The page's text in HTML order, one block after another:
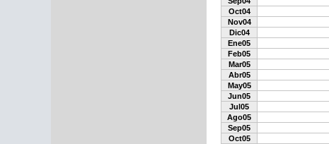
Oct04
Nov04
Dic04
Ene05
Feb05
Mar05
Abr05
May05
Jun05
Jul05
Ago05
Sep05
Oct05